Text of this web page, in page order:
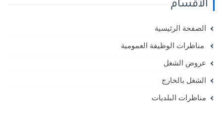
الأقسام
الصفحة الرئيسية
مناظرات الوظيفة العمومية
عروض الشغل
الشغل بالخارج
مناظرات البلديات